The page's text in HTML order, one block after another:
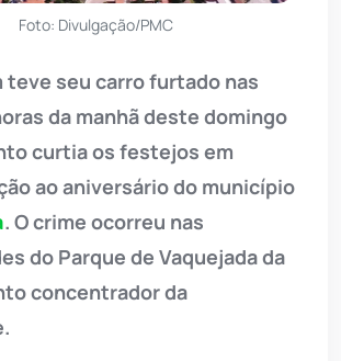
Foto: Divulgação/PMC
teve seu carro furtado nas
da manhã deste domingo
curtia os festejos em
ao aniversário do município
. O crime ocorreu nas
do Parque de Vaquejada da
concentrador da